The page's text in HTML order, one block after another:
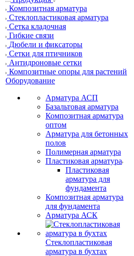
Композитная арматура
Cтеклопластиковая арматура
Сетка кладочная
Гибкие связи
Дюбели и фиксаторы
Сетки для птичников
Антидроновые сетки
Композитные опоры для растений
Оборудование
Арматура АСП
Базальтовая арматура
Композитная арматура
оптом
Арматура для бетонных
полов
Полимерная арматура
Пластиковая арматура
Пластиковая
арматура для
фундамента
Композитная арматура
для фундамента
Арматура АСК
Стеклопластиковая
арматура в бухтах